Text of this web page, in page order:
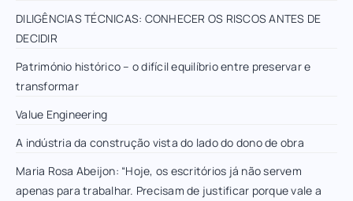
DILIGÊNCIAS TÉCNICAS: CONHECER OS RISCOS ANTES DE
DECIDIR
Património histórico – o difícil equilíbrio entre preservar e
transformar
Value Engineering
A indústria da construção vista do lado do dono de obra
Maria Rosa Abeijon: “Hoje, os escritórios já não servem
apenas para trabalhar. Precisam de justificar porque vale a